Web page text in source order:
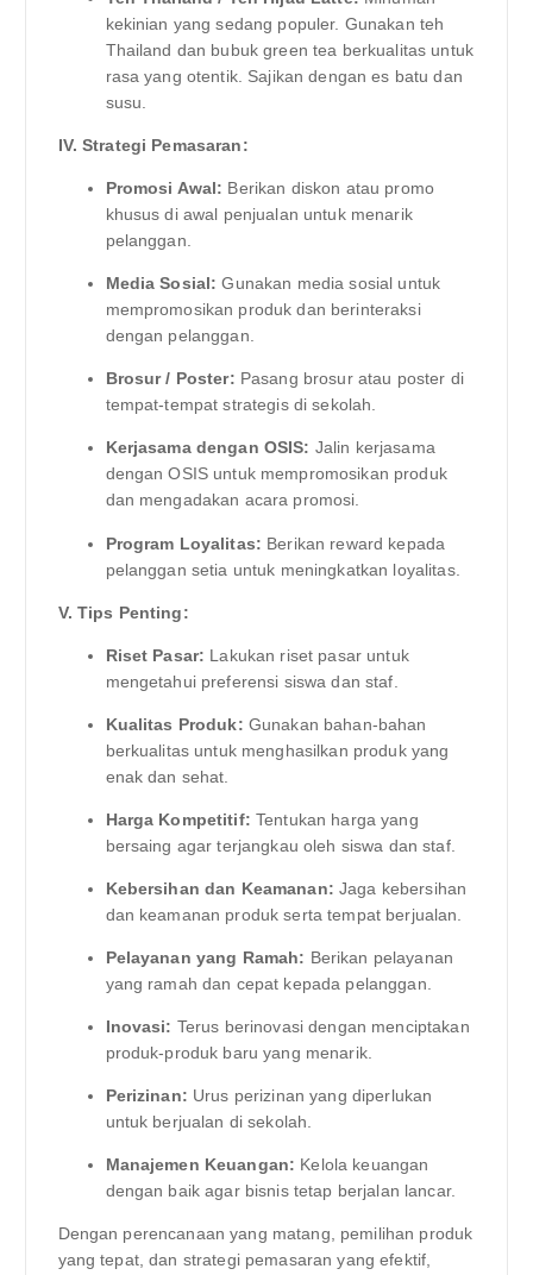
kekinian yang sedang populer. Gunakan teh
Thailand dan bubuk green tea berkualitas untuk
rasa yang otentik. Sajikan dengan es batu dan
susu.
IV. Strategi Pemasaran:
Promosi Awal: Berikan diskon atau promo
khusus di awal penjualan untuk menarik
pelanggan.
Media Sosial: Gunakan media sosial untuk
mempromosikan produk dan berinteraksi
dengan pelanggan.
Brosur / Poster: Pasang brosur atau poster di
tempat-tempat strategis di sekolah.
Kerjasama dengan OSIS: Jalin kerjasama
dengan OSIS untuk mempromosikan produk
dan mengadakan acara promosi.
Program Loyalitas: Berikan reward kepada
pelanggan setia untuk meningkatkan loyalitas.
V. Tips Penting:
Riset Pasar: Lakukan riset pasar untuk
mengetahui preferensi siswa dan staf.
Kualitas Produk: Gunakan bahan-bahan
berkualitas untuk menghasilkan produk yang
enak dan sehat.
Harga Kompetitif: Tentukan harga yang
bersaing agar terjangkau oleh siswa dan staf.
Kebersihan dan Keamanan: Jaga kebersihan
dan keamanan produk serta tempat berjualan.
Pelayanan yang Ramah: Berikan pelayanan
yang ramah dan cepat kepada pelanggan.
Inovasi: Terus berinovasi dengan menciptakan
produk-produk baru yang menarik.
Perizinan: Urus perizinan yang diperlukan
untuk berjualan di sekolah.
Manajemen Keuangan: Kelola keuangan
dengan baik agar bisnis tetap berjalan lancar.
Dengan perencanaan yang matang, pemilihan produk
yang tepat, dan strategi pemasaran yang efektif,